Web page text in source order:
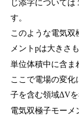
じ添字について
す。
このような電気双
メント pは大きさ
単位体積中に含ま
ここで電場の変化
子を含む領域ΔV
電気双極子モーメ